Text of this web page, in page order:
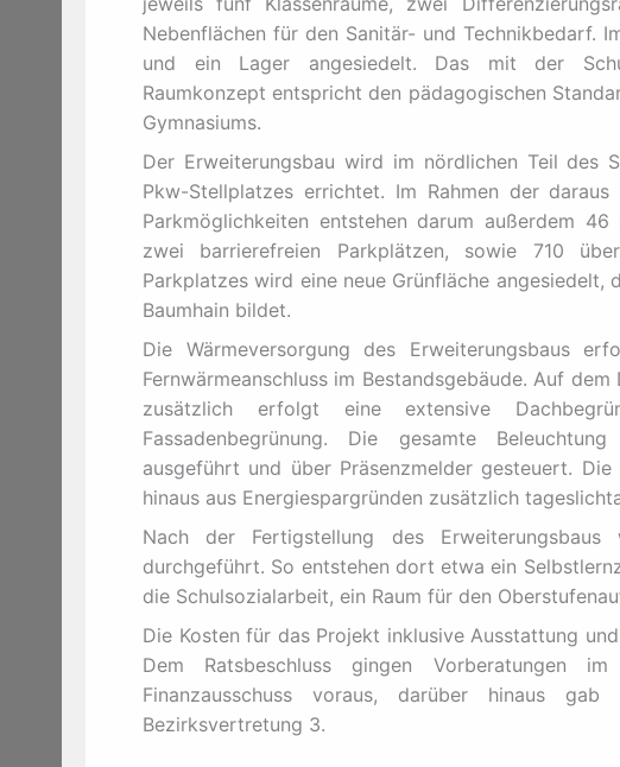
Nebenflächen für den Sanitär- und Technikbedarf.
und ein Lager angesiedelt. Das mit der
Raumkonzept entspricht den pädagogischen
Gymnasiums.
Der Erweiterungsbau wird im nördlichen Teil des
Pkw-Stellplatzes errichtet. Im Rahmen der
Parkmöglichkeiten entstehen darum außerdem
zwei barrierefreien Parkplätzen, sowie 710
Parkplatzes wird eine neue Grünfläche angesiedelt,
Baumhain bildet.
Die Wärmeversorgung des Erweiterungsbaus
Fernwärmeanschluss im Bestandsgebäude. Auf
zusätzlich erfolgt eine extensive
Fassadenbegrünung. Die gesamte
ausgeführt und über Präsenzmelder gesteuert.
hinaus aus Energiespargründen zusätzlich
Nach der Fertigstellung des
durchgeführt. So entstehen dort etwa ein
die Schulsozialarbeit, ein Raum für den
Die Kosten für das Projekt inklusive Ausstattung
Dem Ratsbeschluss gingen Vorberatungen
Finanzausschuss voraus, darüber hinaus
Bezirksvertretung 3.